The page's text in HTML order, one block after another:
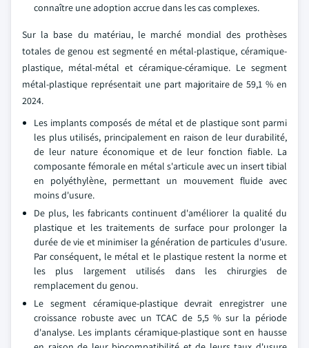
connaître une adoption accrue dans les cas complexes.
Sur la base du matériau, le marché mondial des prothèses
totales de genou est segmenté en métal-plastique, céramique-
plastique, métal-métal et céramique-céramique. Le segment
métal-plastique représentait une part majoritaire de 59,1 % en
2024.
Les implants composés de métal et de plastique sont parmi
les plus utilisés, principalement en raison de leur durabilité,
de leur nature économique et de leur fonction fiable. La
composante fémorale en métal s'articule avec un insert tibial
en polyéthylène, permettant un mouvement fluide avec
moins d'usure.
De plus, les fabricants continuent d'améliorer la qualité du
plastique et les traitements de surface pour prolonger la
durée de vie et minimiser la génération de particules d'usure.
Par conséquent, le métal et le plastique restent la norme et
les plus largement utilisés dans les chirurgies de
remplacement du genou.
Le segment céramique-plastique devrait enregistrer une
croissance robuste avec un TCAC de 5,5 % sur la période
d'analyse. Les implants céramique-plastique sont en hausse